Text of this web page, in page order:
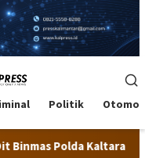
Politik
Beras SPHP